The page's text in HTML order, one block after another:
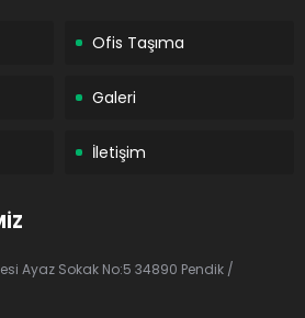
Ofis Taşıma
Galeri
İletişim
Ayaz Sokak No:5 34890 Pendik /